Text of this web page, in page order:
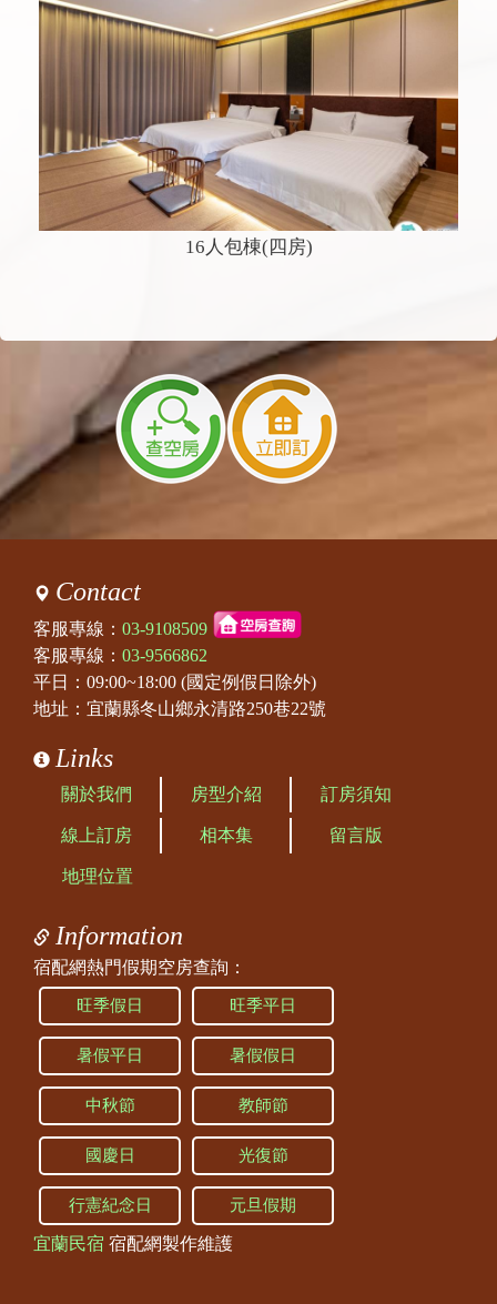
16人包棟(四房)
Contact
客服專線： 03-9108509
客服專線： 03-9566862
平日：09:00~18:00 (國定例假日除外)
地址：宜蘭縣冬山鄉永清路250巷22號
Links
關於我們 房型介紹 訂房須知
線上訂房 相本集 留言版
地理位置
Information
宿配網熱門假期空房查詢：
旺季假日 旺季平日
暑假平日 暑假假日
中秋節 教師節
國慶日 光復節
行憲紀念日 元旦假期
宜蘭民宿 宿配網製作維護